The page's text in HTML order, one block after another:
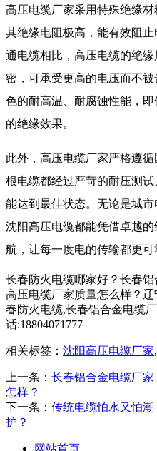
高压电缆厂家采用特殊绝缘材
其绝缘电阻极高，能有效阻
通电缆相比，高压电缆的绝
密，可承受更高的电压而不
色的耐高温、耐腐蚀性能，
的绝缘效果。​
此外， 高压电缆厂家严格遵
根电缆都经过严苛的耐压测
能达到最佳状态。无论是城
沈阳高压电缆都能凭借卓越
航，让每一度电的传输都更可
长春防火电缆哪家好？长春
高压电缆厂家质量怎么样？
春防火电缆,长春铝合金电缆
话:18804071777
相关标签： 沈阳高压电缆厂家,
上一条： 长春铝合金电缆厂
怎样？
下一条： 传统电缆怕水又怕
护？
网站首页